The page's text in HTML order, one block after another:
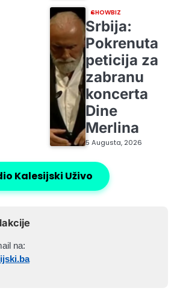
SHOWBIZ
Srbija:
Pokrenuta
peticija za
zabranu
koncerta
Dine
Merlina
5 Augusta, 2026
Kalesijski Uživo
na: